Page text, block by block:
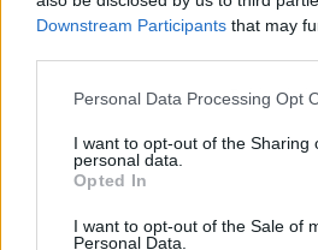
Downstream Participants that may
Personal Data Processing Opt
I want to opt-out of the Sharing
personal data.
Opted In
I want to opt-out of the Sale of
Personal Data.
Publicidad